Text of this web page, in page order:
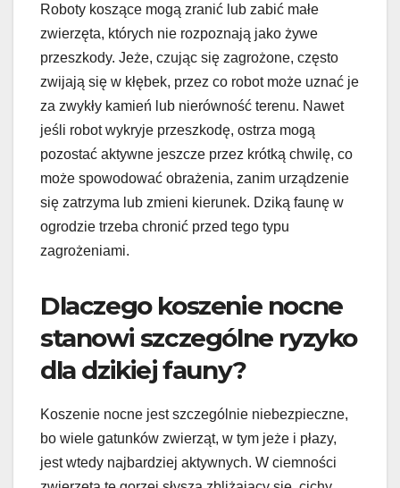
Roboty koszące mogą zranić lub zabić małe
zwierzęta, których nie rozpoznają jako żywe
przeszkody. Jeże, czując się zagrożone, często
zwijają się w kłębek, przez co robot może uznać je
za zwykły kamień lub nierówność terenu. Nawet
jeśli robot wykryje przeszkodę, ostrza mogą
pozostać aktywne jeszcze przez krótką chwilę, co
może spowodować obrażenia, zanim urządzenie
się zatrzyma lub zmieni kierunek. Dziką faunę w
ogrodzie trzeba chronić przed tego typu
zagrożeniami.
Dlaczego koszenie nocne
stanowi szczególne ryzyko
dla dzikiej fauny?
Koszenie nocne jest szczególnie niebezpieczne,
bo wiele gatunków zwierząt, w tym jeże i płazy,
jest wtedy najbardziej aktywnych. W ciemności